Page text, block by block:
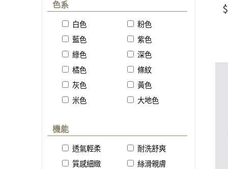
色系
白色
粉色
藍色
紫色
綠色
深色
橘色
條紋
灰色
黃色
米色
大地色
機能
透氣輕柔
耐洗舒爽
質感細緻
絲滑親膚